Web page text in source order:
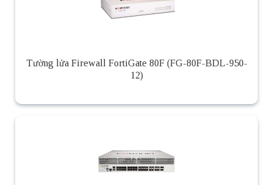
Tường lửa Firewall FortiGate 80F (FG-80F-BDL-950-
12)